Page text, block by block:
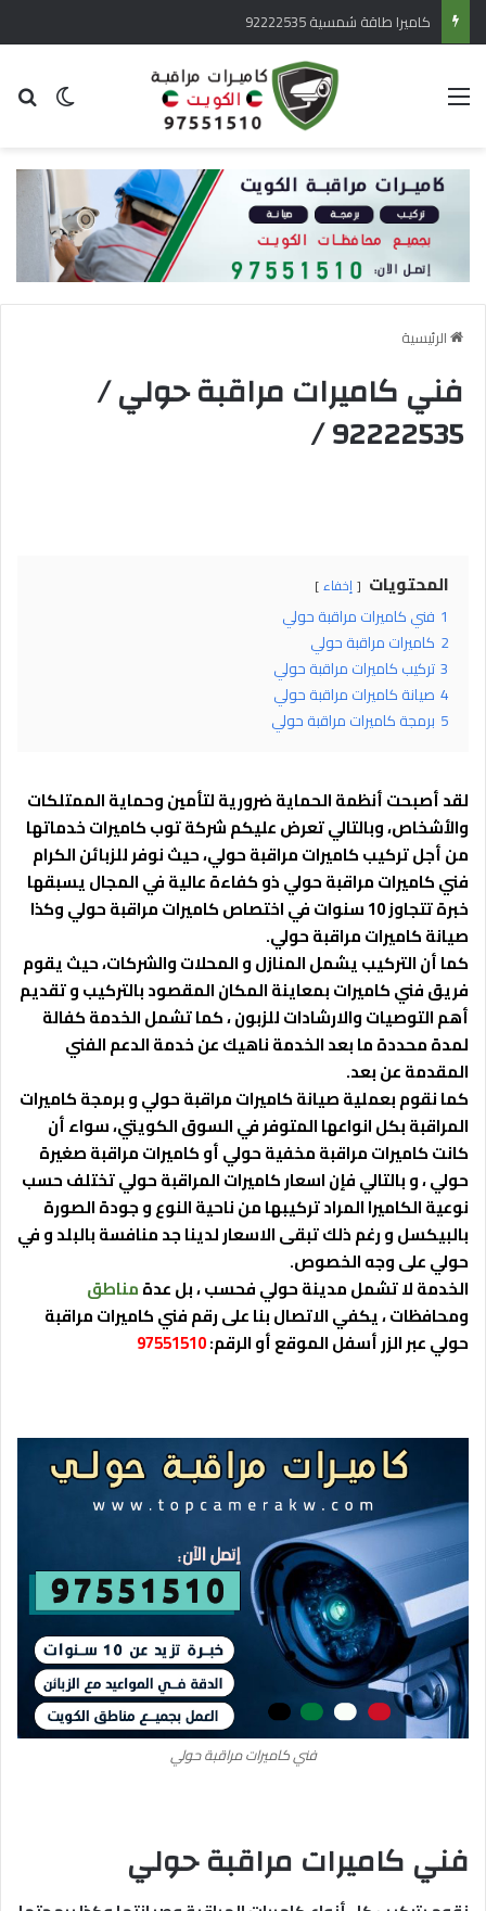
كاميرا طاقة شمسية 92222535
الرئيسية
فني كاميرات مراقبة حولي /
92222535 /
المحتويات إخفاء
1 فني كاميرات مراقبة حولي
2 كاميرات مراقبة حولي
3تركيب كاميرات مراقبة حولي
4 صيانة كاميرات مراقبة حولي
5 برمجة كاميرات مراقبة حولي
لقد أصبحت أنظمة الحماية ضرورية لتأمين وحماية الممتلكات
والأشخاص، وبالتالي تعرض عليكم شركة توب كاميرات خدماتها
من أجل تركيب كاميرات مراقبة حولي، حيث نوفر للزبائن الكرام
فني كاميرات مراقبة حولي ذو كفاءة عالية في المجال يسبقها
خبرة تتجاوز 10 سنوات في اختصاص كاميرات مراقبة حولي وكذا
صيانة كاميرات مراقبة حولي.
كما أن التركيب يشمل المنازل و المحلات والشركات، حيث يقوم
فريق فني كاميرات بمعاينة المكان المقصود بالتركيب و تقديم
أهم التوصيات والارشادات للزبون ، كما تشمل الخدمة كفالة
لمدة محددة ما بعد الخدمة ناهيك عن خدمة الدعم الفني
المقدمة عن بعد.
كما نقوم بعملية صيانة كاميرات مراقبة حولي و برمجة كاميرات
المراقبة بكل انواعها المتوفر في السوق الكويتي، سواء أن
كانت كاميرات مراقبة مخفية حولي أو كاميرات مراقبة صغيرة
حولي ، و بالتالي فإن اسعار كاميرات المراقبة حولي تختلف حسب
نوعية الكاميرا المراد تركيبها من ناحية النوع و جودة الصورة
بالبيكسل و رغم ذلك تبقى الاسعار لدينا جد منافسة بالبلد و في
حولي على وجه الخصوص.
الخدمة لا تشمل مدينة حولي فحسب ، بل عدةمناطق
ومحافظات ، يكفي الاتصال بنا على رقم فني كاميرات مراقبة
حولي عبر الزر أسفل الموقع أو الرقم:97551510
فني كاميرات مراقبة حولي
فني كاميرات مراقبة حولي